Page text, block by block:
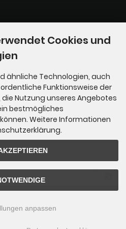
Cookies und
ähnliche Technologien, auch
Funktionsweise der
Nutzung unseres Angebotes
bestmögliches
Weitere Informationen
anpassen